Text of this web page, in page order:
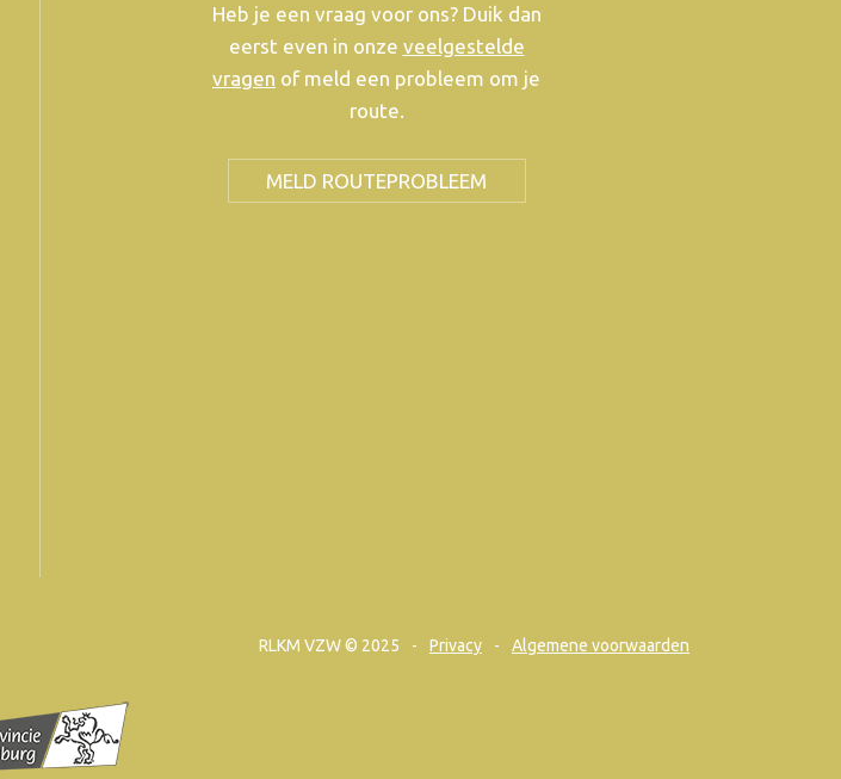
Heb je een vraag voor ons? Duik dan
eerst even in onze veelgestelde
vragen of meld een probleem om je
route.
MELD ROUTEPROBLEEM
RLKM VZW © 2025 Privacy Algemene voorwaarden